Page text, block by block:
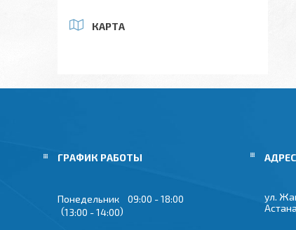
КАРТА
ГРАФИК РАБОТЫ
Понедельник 09:00
18:00
13:00
14:00
ул.